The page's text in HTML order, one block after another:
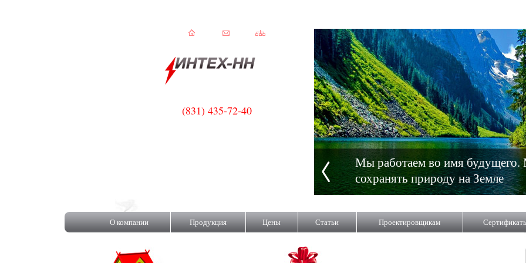
Мы работаем во имя
сохранять природу на Земле
(831) 435-72-40
О компании Продукция Цены Статьи Проектировщикам